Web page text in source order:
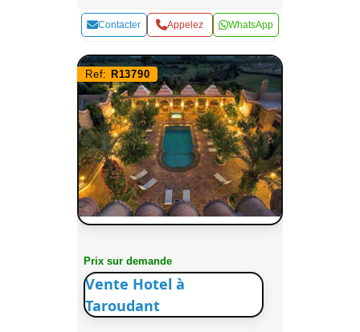
Contacter Appelez WhatsApp
Ref: R13790
Prix sur demande
Vente Hotel à
Taroudant